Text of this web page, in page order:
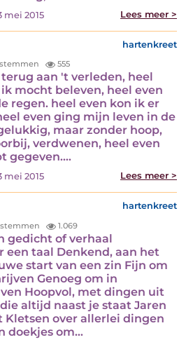
mei 2015 Lees meer >
hartenkreet
555
aan 't verleden, heel
mocht beleven, heel even
regen. heel even kon ik er
even ging mijn leven in de
maar zonder hoop,
verdwenen, heel even
gegeven.…
mei 2015 Lees meer >
hartenkreet
stemmen 1.069
gedicht of verhaal
een taal Denkend, aan het
start van een zin Fijn om
Genoeg om in
Hoopvol, met dingen uit
altijd naast je staat Jaren
Kletsen over allerlei dingen
doekjes om…